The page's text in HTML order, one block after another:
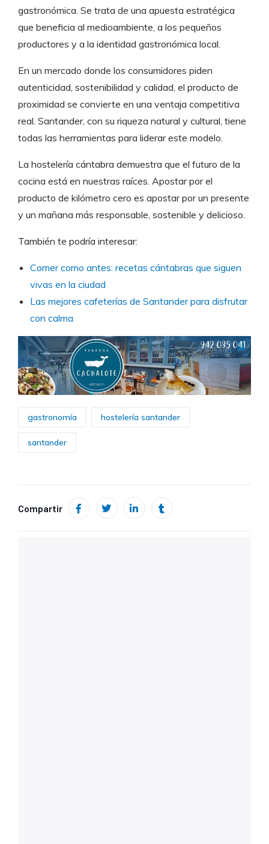
gastronómica. Se trata de una apuesta estratégica
que beneficia al medioambiente, a los pequeños
productores y a la identidad gastronómica local.
En un mercado donde los consumidores piden
autenticidad, sostenibilidad y calidad, el producto de
proximidad se convierte en una ventaja competitiva
real. Santander, con su riqueza natural y cultural, tiene
todas las herramientas para liderar este modelo.
La hostelería cántabra demuestra que el futuro de la
cocina está en nuestras raíces. Apostar por el
producto de kilómetro cero es apostar por un presente
y un mañana más responsable, sostenible y delicioso.
También te podría interesar:
Comer como antes: recetas cántabras que siguen
vivas en la ciudad
Las mejores cafeterías de Santander para disfrutar
con calma
gastronomía hostelería santander
santander
Compartir